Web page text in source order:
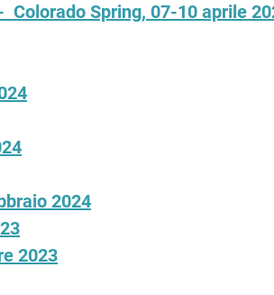
Spring, 07-10 aprile
2024
2023